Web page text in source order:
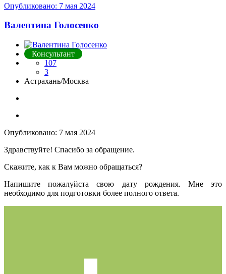
Опубликовано: 7 мая 2024
Валентина Голосенко
Консультант
107
3
Астрахань/Москва
Опубликовано: 7 мая 2024
Здравствуйте! Спасибо за обращение.
Скажите, как к Вам можно обращаться?
Напишите пожалуйста свою дату рождения. Мне это
необходимо для подготовки более полного ответа.